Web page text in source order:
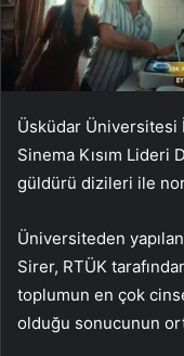
Üsküdar Üniversitesi
Sinema Kısım Lideri
güldürü dizileri ile
Üniversiteden
Sirer, RTÜK
toplumun en çok
olduğu sonucunun